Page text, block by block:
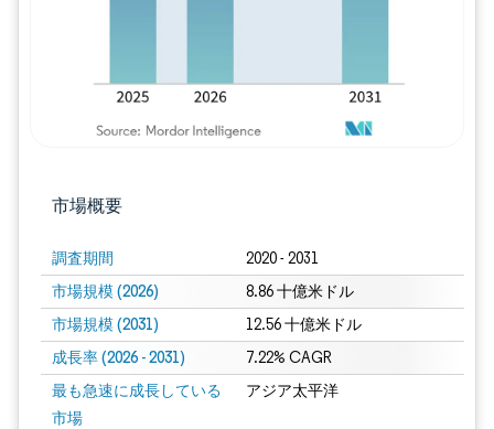
市場概要
調査期間 2020 - 2031
市場規模 (2026) 8.86 十億米ドル
市場規模 (2031) 12.56 十億米ドル
成長率 (2026 - 2031) 7.22% CAGR
最も急速に成長している
市場
アジア太平洋